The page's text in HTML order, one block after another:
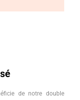
de notre double